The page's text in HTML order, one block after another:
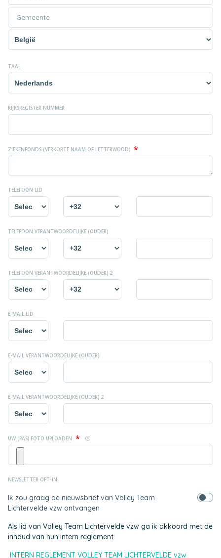
TAAL
RIJKSREGISTER NUMMER
ZIEKENFONDS (VERKORTE NAAM OF LETTERWOOD) *
TELEFOON LID
TELEFOON VERANTWOORDELIJKE (OUDER)
TELEFOON VERANTWOORDELIJKE (OUDER) 2
E-MAIL LID
E-MAIL VERANTWOORDELIJKE (OUDER)
E-MAIL VERANTWOORDELIJKE (OUDER) 2
UW (PAS) FOTO UPLOADEN *
NEWSLETTER OPT-IN
Ik zou graag de nieuwsbrief van Volley Team
Lichtervelde vzw ontvangen
Als lid van Volley Team Lichtervelde vzw ga ik akkoord met de
inhoud van hun intern reglement
INTERN REGLEMENT VOLLEY TEAM LICHTERVELDE vzw